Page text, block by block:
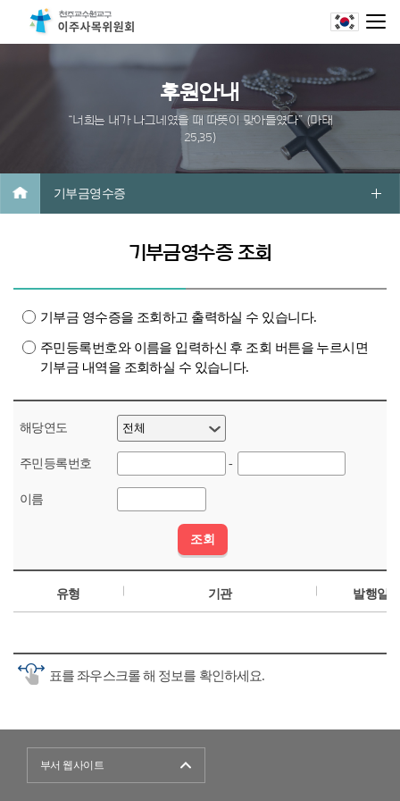
후원안내
“너희는 내가 나그네였을 때 따뜻이 맞아들였다” (마태
25,35)
기부금영수증
기부금영수증 조회
기부금 영수증을 조회하고 출력하실 수 있습니다.
주민등록번호와 이름을 입력하신 후 조회 버튼을 누르시면
기부금 내역을 조회하실 수 있습니다.
해당연도
주민등록번호 -
이름
유형 기관 발행일
표를 좌우스크롤 해 정보를 확인하세요.
부서 웹사이트